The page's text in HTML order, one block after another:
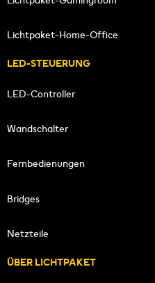
Lichtpaket-Home-Office
LED-STEUERUNG
LED-Controller
Wandschalter
Fernbedienungen
Bridges
Netzteile
ÜBER LICHTPAKET